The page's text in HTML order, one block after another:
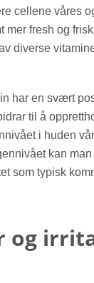
cellene våres
mer fresh og
diverse
har en svært
til å
i huden
kan
som typisk
og